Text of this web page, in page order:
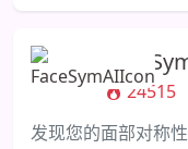
24515
发现您的面部对称性